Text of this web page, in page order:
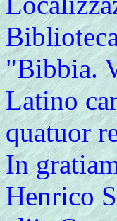
"Bibbia.
Latino
quatuor
In
Henrico